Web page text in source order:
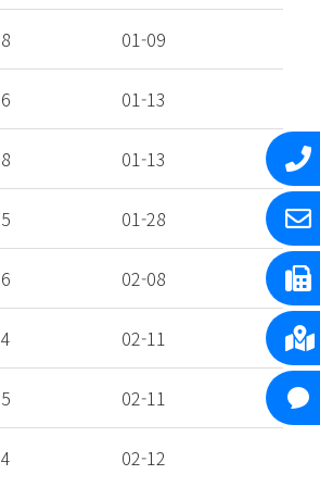
8 01-09
6 01-13
8 01-13
5 01-28
6 02-08
4 02-11
5 02-11
4 02-12